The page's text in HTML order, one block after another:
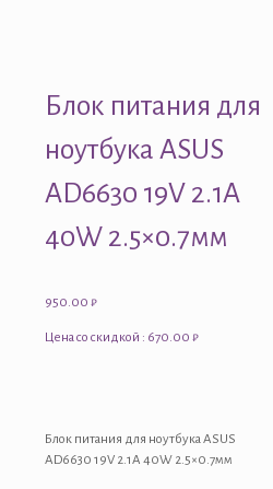
Блок питания для
ноутбука ASUS
AD6630 19V 2.1A
40W 2.5×0.7мм
950.00 ₽
Цена со скидкой : 670.00 ₽
Блок питания для ноутбука ASUS
AD6630 19V 2.1A 40W 2.5×0.7мм